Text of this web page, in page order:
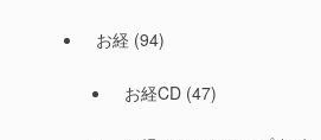
お経 (94)
お経CD(47)